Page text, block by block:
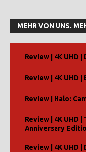
MEHR VON UNS.
Review | 4K UHD
Review | 4K UHD
Review | Halo:
Review | 4K UHD
Anniversary
Review | 4K UHD |